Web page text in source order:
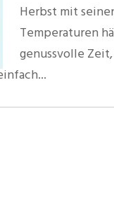
Herbst mit
Temperaturen
genussvolle